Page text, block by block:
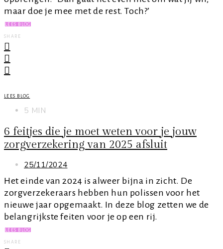
maar doe je mee met de rest. Toch?’
LEES BLOG
SHARE
LEES BLOG
5 MIN
6 feitjes die je moet weten voor je jouw
zorgverzekering van 2025 afsluit
25/11/2024
Het einde van 2024 is alweer bijna in zicht. De
zorgverzekeraars hebben hun polissen voor het
nieuwe jaar opgemaakt. In deze blog zetten we de
belangrijkste feiten voor je op een rij.
LEES BLOG
SHARE